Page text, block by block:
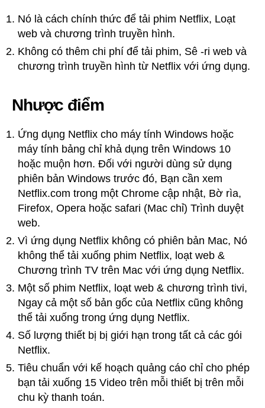
Nó là cách chính thức để tải phim Netflix, Loạt
web và chương trình truyền hình.
Không có thêm chi phí để tải phim, Sê -ri web và
chương trình truyền hình từ Netflix với ứng dụng.
Nhược điểm
Ứng dụng Netflix cho máy tính Windows hoặc
máy tính bảng chỉ khả dụng trên Windows 10
hoặc muộn hơn. Đối với người dùng sử dụng
phiên bản Windows trước đó, Bạn cần xem
Netflix.com trong một Chrome cập nhật, Bờ rìa,
Firefox, Opera hoặc safari (Mac chỉ) Trình duyệt
web.
Vì ứng dụng Netflix không có phiên bản Mac, Nó
không thể tải xuống phim Netflix, loạt web &
Chương trình TV trên Mac với ứng dụng Netflix.
Một số phim Netflix, loạt web & chương trình tivi,
Ngay cả một số bản gốc của Netflix cũng không
thể tải xuống trong ứng dụng Netflix.
Số lượng thiết bị bị giới hạn trong tất cả các gói
Netflix.
Tiêu chuẩn với kế hoạch quảng cáo chỉ cho phép
bạn tải xuống 15 Video trên mỗi thiết bị trên mỗi
chu kỳ thanh toán.